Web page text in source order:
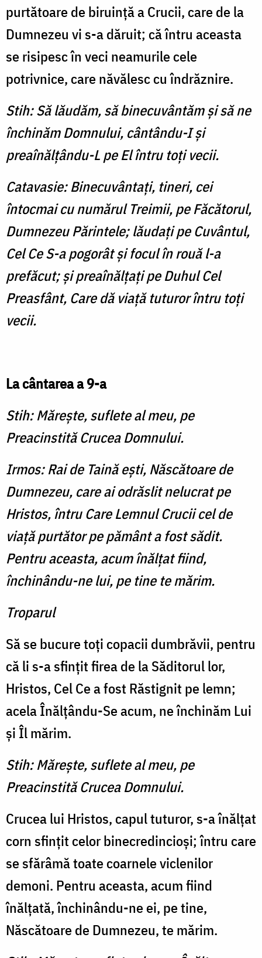
purtătoare de biruinţă a Crucii, care de la
Dumnezeu vi s-a dăruit; că întru aceasta
se risipesc în veci neamurile cele
potrivnice, care năvălesc cu îndrăznire.
Stih: Să lăudăm, să binecuvântăm şi să ne
închinăm Domnului, cântându-I şi
preaînălţându-L pe El întru toţi vecii.
Catavasie: Binecuvântaţi, tineri, cei
întocmai cu numărul Treimii, pe Făcătorul,
Dumnezeu Părintele; lăudaţi pe Cuvântul,
Cel Ce S-a pogorât şi focul în rouă l-a
prefăcut; şi preaînălţaţi pe Duhul Cel
Preasfânt, Care dă viaţă tuturor întru toţi
vecii.
La cântarea a 9-a
Stih: Măreşte, suflete al meu, pe
Preacinstită Crucea Domnului.
Irmos: Rai de Taină eşti, Născătoare de
Dumnezeu, care ai odrăslit nelucrat pe
Hristos, întru Care Lemnul Crucii cel de
viaţă purtător pe pământ a fost sădit.
Pentru aceasta, acum înălţat fiind,
închinându-ne lui, pe tine te mărim.
Troparul
Să se bucure toţi copacii dumbrăvii, pentru
că li s-a sfinţit firea de la Săditorul lor,
Hristos, Cel Ce a fost Răstignit pe lemn;
acela Înălţându-Se acum, ne închinăm Lui
şi Îl mărim.
Stih: Măreşte, suflete al meu, pe
Preacinstită Crucea Domnului.
Crucea lui Hristos, capul tuturor, s-a înălţat
corn sfinţit celor binecredincioşi; întru care
se sfărâmă toate coarnele viclenilor
demoni. Pentru aceasta, acum fiind
înălţată, închinându-ne ei, pe tine,
Născătoare de Dumnezeu, te mărim.